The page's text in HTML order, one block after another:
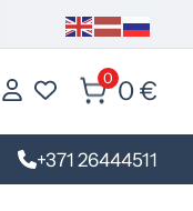
0 0 €
+371 26444511